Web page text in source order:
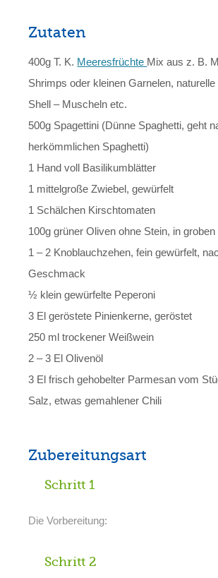
Zutaten
400g T. K. Meeresfrüchte Mix aus z. B.
Shrimps oder kleinen Garnelen, naturelle
Shell – Muscheln etc.
500g Spagettini (Dünne Spaghetti, geht
herkömmlichen Spaghetti)
1 Hand voll Basilikumblätter
1 mittelgroße Zwiebel, gewürfelt
1 Schälchen Kirschtomaten
100g grüner Oliven ohne Stein, in
1 – 2 Knoblauchzehen, fein gewürfelt,
Geschmack
½ klein gewürfelte Peperoni
3 El geröstete Pinienkerne, geröstet
250 ml trockener Weißwein
2 – 3 El Olivenöl
3 El frisch gehobelter Parmesan vom
Salz, etwas gemahlener Chili
Zubereitungsart
Schritt 1
Die Vorbereitung:
Schritt 2